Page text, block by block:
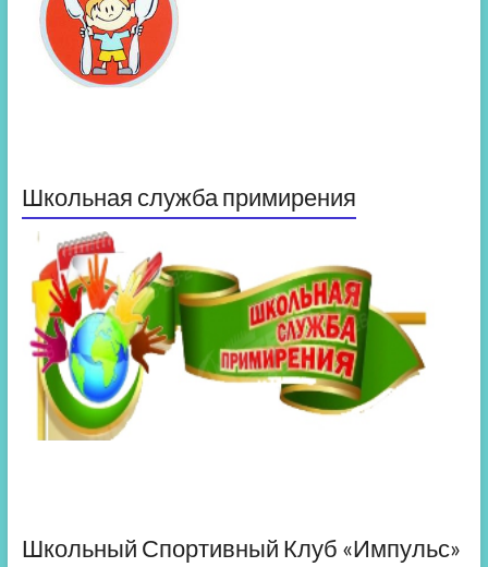
Школьная служба примирения
Школьный Спортивный Клуб «Импульс»